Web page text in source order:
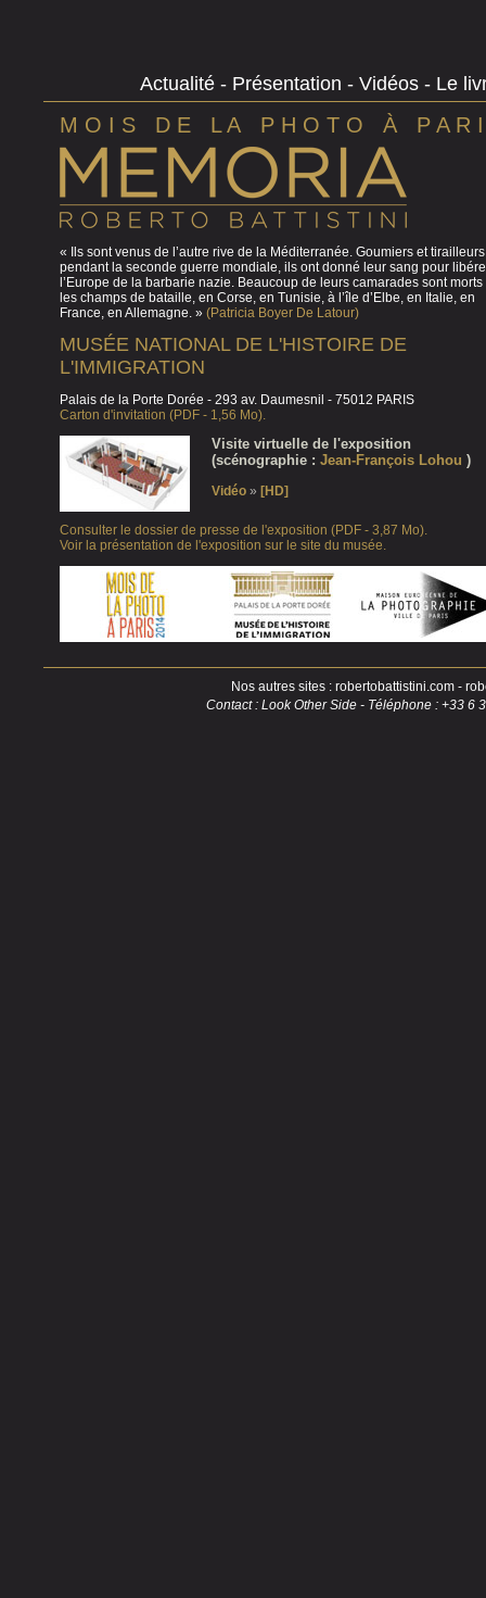
Actualité - Présentation - Vidéos - Le
M O I S D E L A P H O T O À P A R I
« Ils sont venus de l’autre rive de la Méditerranée. Goumiers et tirailleurs
pendant la seconde guerre mondiale, ils ont donné leur sang pour
l’Europe de la barbarie nazie. Beaucoup de leurs camarades sont morts
les champs de bataille, en Corse, en Tunisie, à l’île d’Elbe, en Italie, en
France, en Allemagne. » (Patricia Boyer De Latour)
MUSÉE NATIONAL DE L'HISTOIRE DE
L'IMMIGRATION
Palais de la Porte Dorée - 293 av. Daumesnil - 75012 PARIS
Carton d'invitation (PDF - 1,56 Mo).
Visite virtuelle de l'exposition
(scénographie : Jean-François Lohou )
Vidéo » [HD]
Consulter le dossier de presse de l'exposition (PDF - 3,87 Mo).
Voir la présentation de l'exposition sur le site du musée.
Nos autres sites : robertobattistini.com-
Contact : Look Other Side - Téléphone : +33 6